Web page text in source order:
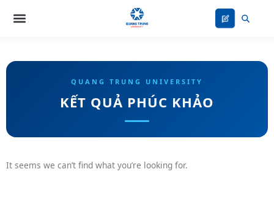
KẾT QUẢ PHÚC KHẢO
It seems we can’t find what you’re looking for.